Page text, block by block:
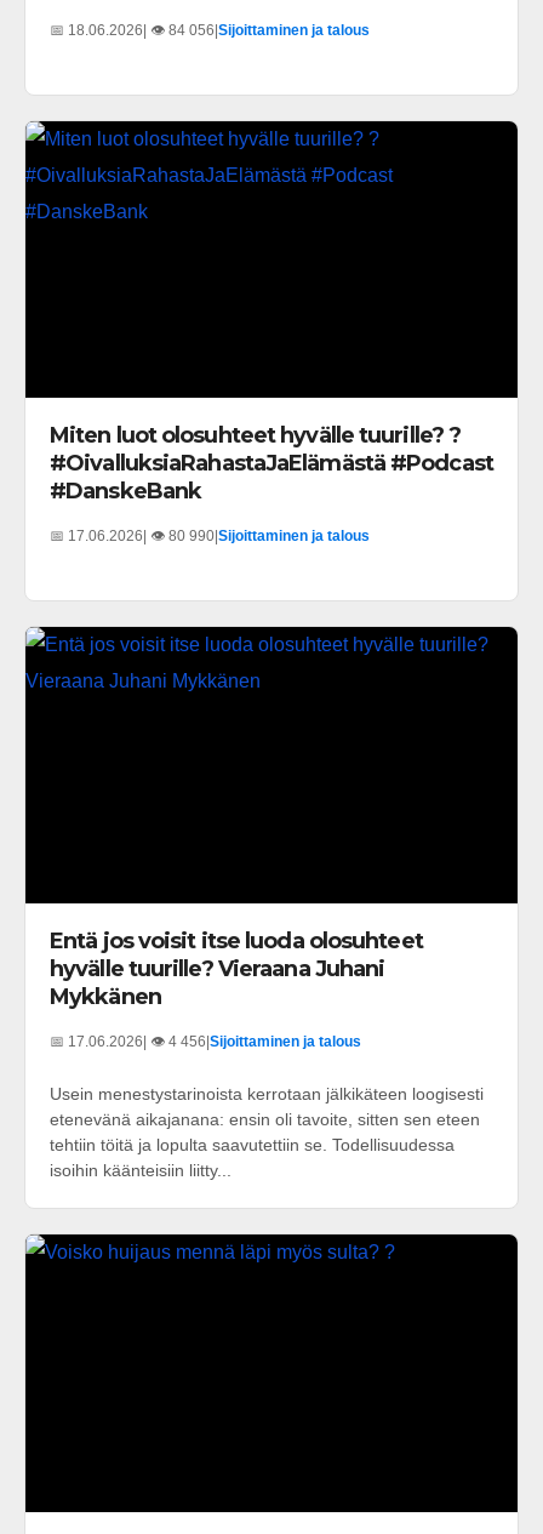
📅 18.06.2026| 👁️ 84 056|Sijoittaminen ja talous
Miten luot olosuhteet hyvälle tuurille? ?
#OivalluksiaRahastaJaElämästä #Podcast
#DanskeBank
📅 17.06.2026 | 👁️ 80 990 Sijoittaminen ja talous
Entä jos voisit itse luoda olosuhteet
hyvälle tuurille? Vieraana Juhani
Mykkänen
📅 17.06.2026 | 👁️ 4 456 Sijoittaminen ja talous
Usein menestystarinoista kerrotaan jälkikäteen loogisesti
etenevänä aikajanana: ensin oli tavoite, sitten sen eteen
tehtiin töitä ja lopulta saavutettiin se. Todellisuudessa
isoihin käänteisiin liitty...